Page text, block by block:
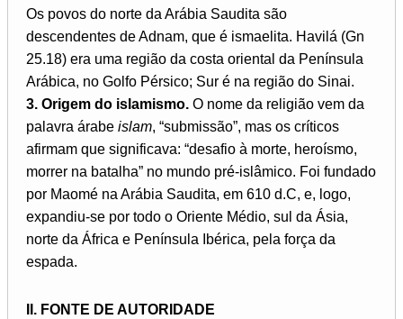
Os povos do norte da Arábia Saudita são
descendentes de Adnam, que é ismaelita. Havilá (Gn
25.18) era uma região da costa oriental da Península
Arábica, no Golfo Pérsico; Sur é na região do Sinai.
3. Origem do islamismo. O nome da religião vem da
palavra árabe islam, “submissão”, mas os críticos
afirmam que significava: “desafio à morte, heroísmo,
morrer na batalha” no mundo pré-islâmico. Foi fundado
por Maomé na Arábia Saudita, em 610 d.C, e, logo,
expandiu-se por todo o Oriente Médio, sul da Ásia,
norte da África e Península Ibérica, pela força da
espada.
II. FONTE DE AUTORIDADE